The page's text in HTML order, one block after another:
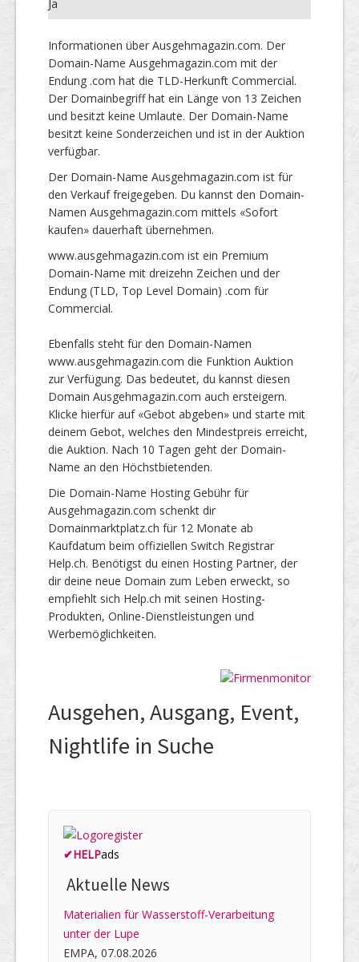
Ja
Informationen über Ausgehmagazin.com. Der
Domain-Name Ausgehmagazin.com mit der
Endung .com hat die TLD-Herkunft Commercial.
Der Domainbegriff hat ein Länge von 13 Zeichen
und besitzt keine Umlaute. Der Domain-Name
besitzt keine Sonderzeichen und ist in der Auktion
verfügbar.
Der Domain-Name Ausgehmagazin.com ist für
den Verkauf freigegeben. Du kannst den Domain-
Namen Ausgehmagazin.com mittels «Sofort
kaufen» dauerhaft übernehmen.
www.ausgehmagazin.com ist ein Premium
Domain-Name mit dreizehn Zeichen und der
Endung (TLD, Top Level Domain) .com für
Commercial.
Ebenfalls steht für den Domain-Namen
www.ausgehmagazin.com die Funktion Auktion
zur Verfügung. Das bedeutet, du kannst diesen
Domain Ausgehmagazin.com auch ersteigern.
Klicke hierfür auf «Gebot abgeben» und starte mit
deinem Gebot, welches den Mindestpreis erreicht,
die Auktion. Nach 10 Tagen geht der Domain-
Name an den Höchstbietenden.
Die Domain-Name Hosting Gebühr für
Ausgehmagazin.com schenkt dir
Domainmarktplatz.ch für 12 Monate ab
Kaufdatum beim offiziellen Switch Registrar
Help.ch. Benötigst du einen Hosting Partner, der
dir deine neue Domain zum Leben erweckt, so
empfiehlt sich Help.ch mit seinen Hosting-
Produkten, Online-Dienstleistungen und
Werbemöglichkeiten.
Ausgehen, Ausgang, Event,
Nightlife in Suche
✔HELPads
Aktuelle News
Materialien für Wasserstoff-Verarbeitung
unter der Lupe
EMPA, 07.08.2026